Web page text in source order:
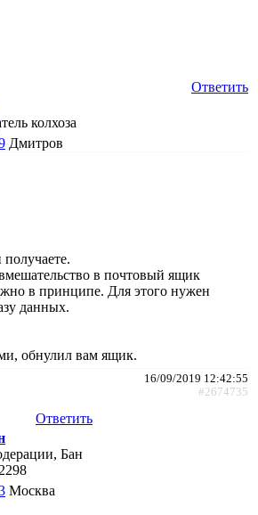
Ответить
колхоза
Дмитров
в почтовый ящик
в принципе. Для этого нужен
данных.
обнулил вам ящик.
16/09/2019 12:42:55
#2674735
Ответить
Бан
Москва